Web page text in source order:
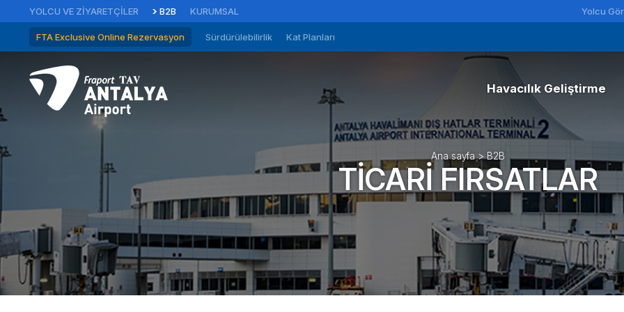
YOLCU VE ZIYARETÇILER B2B KURUMSAL Yolcu
FTA Exclusive Online Rezervasyon Sürdürülebilirlik Kat Planları
Havacılık Geliştirme
Yolcu Trafiği İstatistikleri
Havalimanı Ücret Tarifesi
Ekibimizle Tanışın
Ana sayfa> B2B
TICARI FIRSATLAR